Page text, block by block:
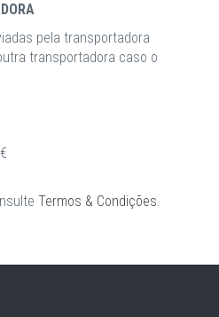
pela transportadora
transportadora caso o
Termos & Condições.